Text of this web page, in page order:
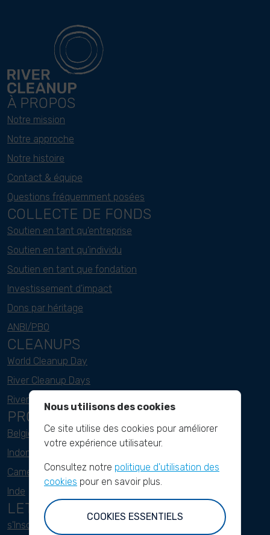
À PROPOS
Notre mission
Notre approche
Notre histoire
Contact & équipe
Questions fréquemment posées
COLLECTE DE FONDS
Soutien en tant qu'entreprise
Soutien en tant qu'individu
Soutien en tant que fondation
Investissement d'impact
Dons par héritage
ANBI/PBO
CLEANUPS
World Cleanup Day
River Cleanup Days
River Cleanup Challenge
PROJECTS
Belgique
Indonesie
Cameroun
Inde
LETTRE D'INFORMATION
s'Inscrire ici
Nous utilisons des cookies
Ce site utilise des cookies pour améliorer
votre expérience utilisateur.
Consultez notre politique d'utilisation des
cookies pour en savoir plus.
COOKIES ESSENTIELS